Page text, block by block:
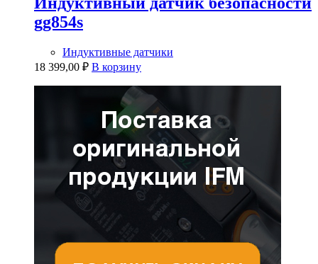
gg854s
Индуктивные датчики
18 399,00 ₽ В корзину